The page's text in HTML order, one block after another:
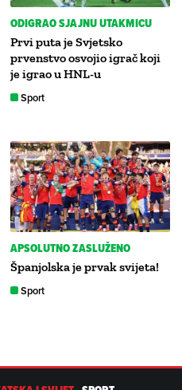
ODIGRAO SJAJNU UTAKMICU
Prvi puta je Svjetsko
prvenstvo osvojio igrač koji
je igrao u HNL-u
Sport
APSOLUTNO ZASLUŽENO
Španjolska je prvak svijeta!
Sport